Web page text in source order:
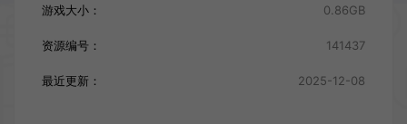
游戏大小： 0.86GB
资源编号： 141437
最近更新： 2025-12-08